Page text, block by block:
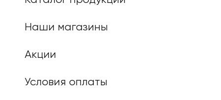
Наши магазины
Акции
Условия оплаты